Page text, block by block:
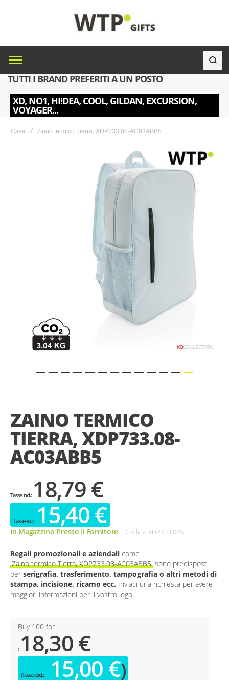
TUTTI I BRAND PREFERITI A UN POSTO
XD, NO1, HI!DEA, COOL, GILDAN, EXCURSION,
VOYAGER...
Casa Zaino termico Tierra, XDP733.08-AC03ABB5
beginning
of
the
images
gallery
ZAINO TERMICO
TIERRA, XDP733.08-
AC03ABB5
18,79 €
15,40 €
In Magazzino Presso Il Fornitore Codice XDP733.085
Regali promozionali e aziendali come
Zaino termico Tierra, XDP733.08-AC03ABB5 sono predisposti
per serigrafia, trasferimento, tampografia o altri metodi di
stampa, incisione, ricamo ecc. Inviaci una richiesta per avere
maggiori informazioni per il vostro logo!
Buy 100 for
18,30 €
15,00 €